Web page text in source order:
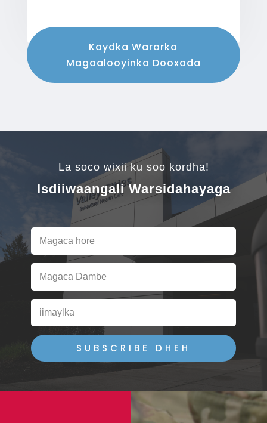
Kaydka Wararka
Magaalooyinka Dooxada
La soco wixii ku soo kordha!
Isdiiwaangali Warsidahayaga
SUBSCRIBE DHEH